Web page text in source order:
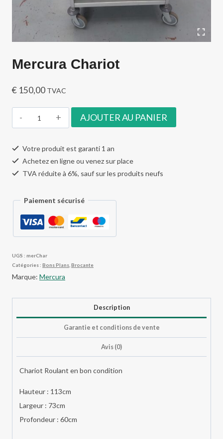
Mercura Chariot
€ 150,00 TVAC
quantité
de
AJOUTER AU PANIER
Votre produit est garanti 1 an
Achetez en ligne ou venez sur place
TVA réduite à 6%, sauf sur les produits neufs
Paiement sécurisé
UGS : merChar
Catégories : Bons Plans Brocante
Marque: Mercura
Description
Garantie et conditions de vente
Avis (0)
Chariot Roulant en bon condition
Hauteur : 113cm
Largeur : 73cm
Profondeur : 60cm